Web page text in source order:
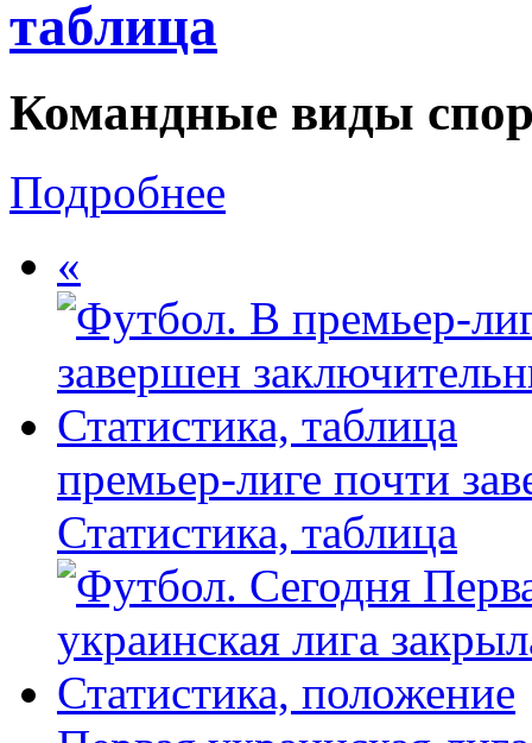
таблица
Командные виды
Подробнее
«
премьер-лиге почти
Статистика, таблица